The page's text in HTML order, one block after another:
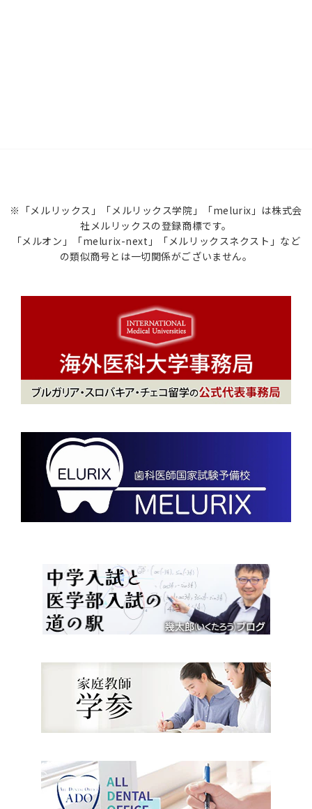
※「メルリックス」「メルリックス学院」「melurix」は株式会
社メルリックスの登録商標です。
「メルオン」「melurix-next」「メルリックスネクスト」など
の類似商号とは一切関係がございません。